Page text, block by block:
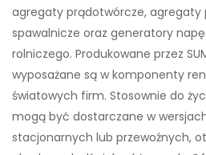
agregaty prądotwórcze,
spawalnicze oraz generatory
rolniczego. Produkowane przez
wyposażane są w komponenty
światowych firm. Stosownie do
mogą być dostarczane w
stacjonarnych lub przewoźnych,